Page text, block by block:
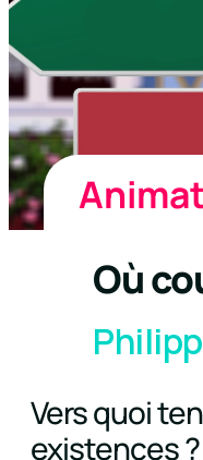
Où
Vers quoi
existences